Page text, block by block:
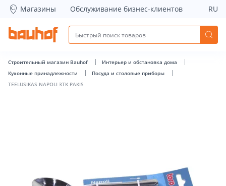
TEELUSIKAS NAPOLI 3TK PAKIS - Bauhof has loaded
Магазины Обслуживание бизнес-клиентов RU
Строительный магазин Bauhof
Интерьер и обстановка дома
Кухонные принадлежности
Посуда и столовые приборы
TEELUSIKAS NAPOLI 3TK PAKIS